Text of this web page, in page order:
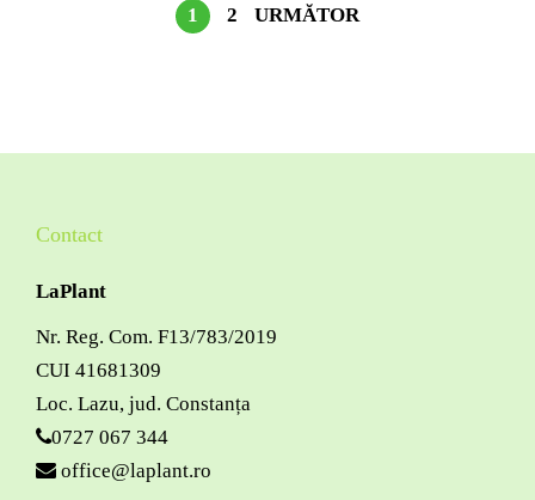
1 2 URMĂTOR
Contact
LaPlant
Nr. Reg. Com. F13/783/2019
CUI 41681309
Loc. Lazu, jud. Constanța
0727 067 344
office@laplant.ro